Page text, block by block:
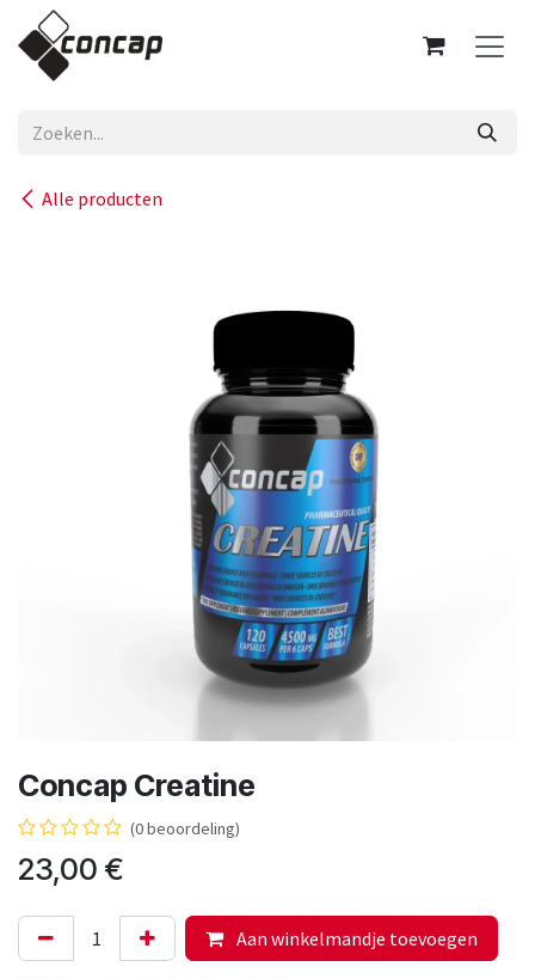
Overslaan naar inhoud
Alle producten
Concap Creatine
(0 beoordeling)
23,00 €
Aan winkelmandje toevoegen